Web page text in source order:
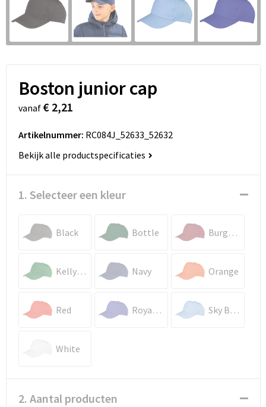
Boston junior cap
vanaf € 2,21
Artikelnummer: RC084J_52633_52632
Bekijk alle productspecificaties
1. Selecteer een kleur
Black Bottle Burgundy
Kelly Green Navy Orange
Red Royal Blue Sky Blue
White
2. Aantal producten